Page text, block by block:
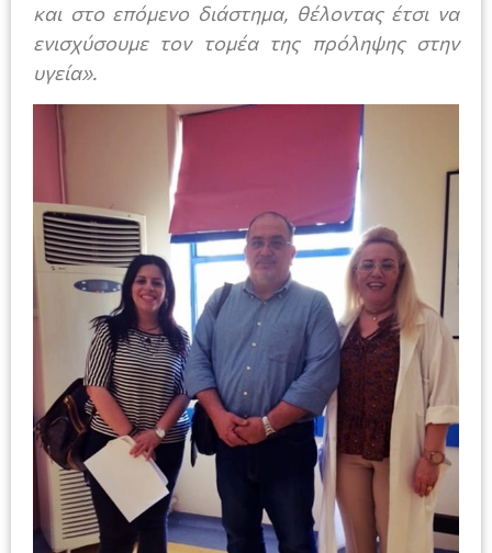
και στο επόμενο διάστημα, θέλοντας έτσι να
ενισχύσουμε τον τομέα της πρόληψης στην
υγεία».